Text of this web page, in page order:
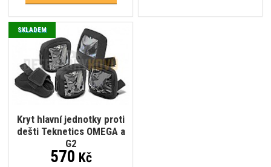
Kryt hlavní jednotky proti
dešti Teknetics OMEGA a
G2
SKLADEM
570 Kč